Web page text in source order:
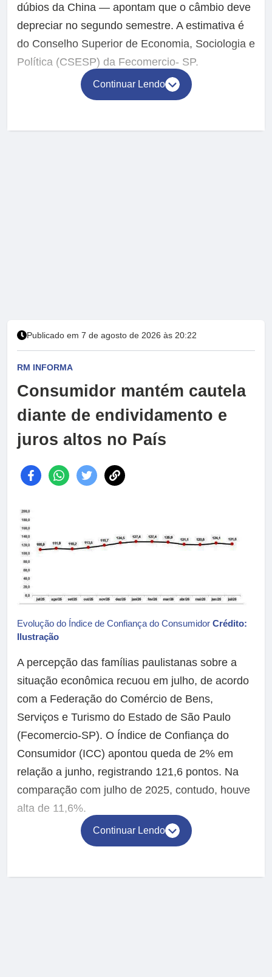
dúbios da China — apontam que o câmbio deve
depreciar no segundo semestre. A estimativa é
do Conselho Superior de Economia, Sociologia e
Política (CSESP) da Fecomercio- SP.
Continuar Lendo
Publicado em 7 de agosto de 2026 às 20:22
RM INFORMA
Consumidor mantém cautela
diante de endividamento e
juros altos no País
Evolução do Índice de Confiança do Consumidor Crédito:
Ilustração
A percepção das famílias paulistanas sobre a
situação econômica recuou em julho, de acordo
com a Federação do Comércio de Bens,
Serviços e Turismo do Estado de São Paulo
(Fecomercio-SP). O Índice de Confiança do
Consumidor (ICC) apontou queda de 2% em
relação a junho, registrando 121,6 pontos. Na
comparação com julho de 2025, contudo, houve
alta de 11,6%.
Continuar Lendo